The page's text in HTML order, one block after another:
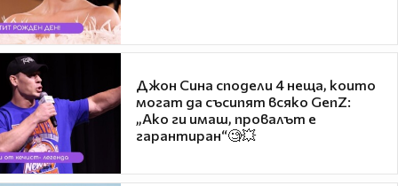
Джон Сина сподели 4 неща, които
могат да съсипят всяко GenZ:
„Ако ги имаш, провалът е
гарантиран“🧐💥